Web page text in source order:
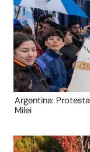
Argentina:
Milei